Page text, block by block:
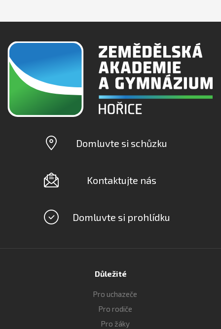
Domluvte si schůzku
Kontaktujte nás
Domluvte si prohlídku
Důležité
Pro uchazeče
Pro rodiče
Pro žáky